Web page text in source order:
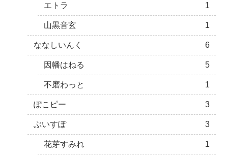
エトラ 1
山黒音玄 1
ななしいんく 6
因幡はねる 5
不磨わっと 1
ぽこピー 3
ぶいすぽ 3
花芽すみれ 1